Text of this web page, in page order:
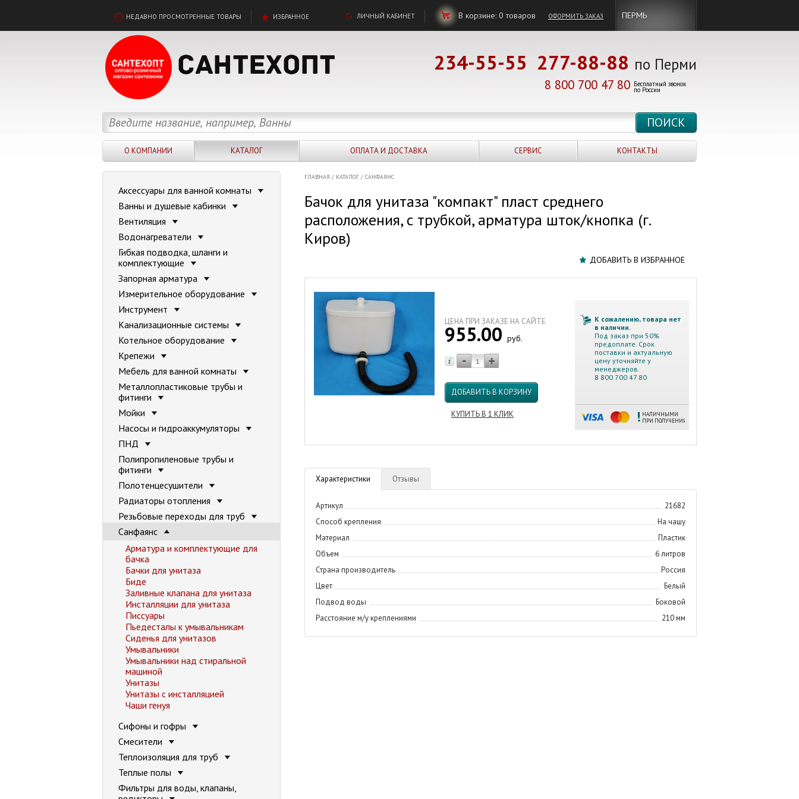
НЕДАВНО ПРОСМОТРЕННЫЕ ТОВАРЫ ИЗБРАННОЕ ЛИЧНЫЙ КАБИНЕТ В корзине: 0товаров ОФОРМИТЬ ЗАКАЗ ПЕРМЬ
234-55-55 277-88-88 по Перми
8 800 700 47 80 Бесплатный звонок
по России
О КОМПАНИИ КАТАЛОГ ОПЛАТА И ДОСТАВКА СЕРВИС КОНТАКТЫ
ГЛАВНАЯ / КАТАЛОГ / САНФАЯНС
Бачок для унитаза "компакт" пласт среднего
расположения, с трубкой, арматура шток/кнопка (г.
Киров)
ДОБАВИТЬ В ИЗБРАННОЕ
К сожалению, товара нет
в наличии.
Под заказ при 50%
предоплате. Срок
поставки и актуальную
цену уточняйте у
менеджеров.
8 800 700 47 80
НАЛИЧНЫМИ
ПРИ ПОЛУЧЕНИИ
ЦЕНА ПРИ ЗАКАЗЕ НА САЙТЕ
955.00 руб.
ДОБАВИТЬ В КОРЗИНУ
КУПИТЬ В 1 КЛИК
Характеристики Отзывы
Артикул
21682
Способ крепления
На чашу
Материал
Пластик
Объем
6 литров
Страна производитель
Россия
Цвет
Белый
Подвод воды
Боковой
Расстояние м/у креплениями
210 мм
Аксессуары для ванной комнаты
Ванны и душевые кабинки
Вентиляция
Водонагреватели
Гибкая подводка, шланги и
комплектующие
Запорная арматура
Измерительное оборудование
Инструмент
Канализационные системы
Котельное оборудование
Крепежи
Мебель для ванной комнаты
Металлопластиковые трубы и
фитинги
Мойки
Насосы и гидроаккумуляторы
ПНД
Полипропиленовые трубы и
фитинги
Полотенцесушители
Радиаторы отопления
Резьбовые переходы для труб
Санфаянс
Арматура и комплектующие для
бачка
Бачки для унитаза
Биде
Заливные клапана для унитаза
Инсталляции для унитаза
Писсуары
Пьедесталы к умывальникам
Сиденья для унитазов
Умывальники
Умывальники над стиральной
машиной
Унитазы
Унитазы с инсталляцией
Чаши генуя
Сифоны и гофры
Смесители
Теплоизоляция для труб
Теплые полы
Фильтры для воды, клапаны,